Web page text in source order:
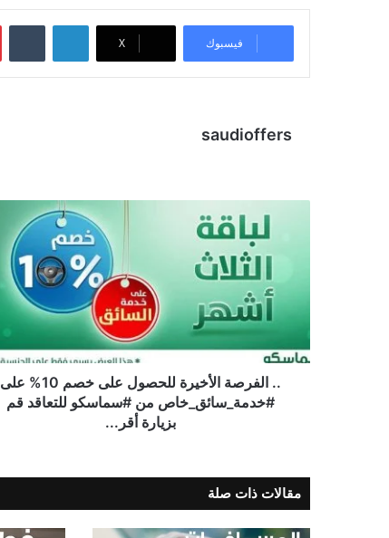
فيسبوك X
لينكدإن
saudioffers
.. الفرصة الأخيرة للحصول على خصم 10% على
#خدمة_سائق_خاص من ‎#سماسكو للتعاقد قم
بزيارة أقر...
مقالات ذات صلة